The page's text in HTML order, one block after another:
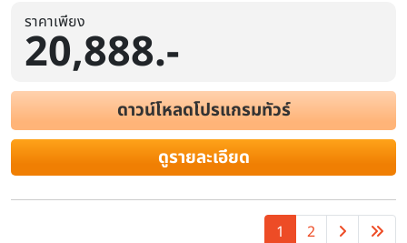
ผลิตภัณฑ์เครื่องเงิน| เลือกซื้ออฟชั่นเสริมะ ชมโชว์พื้นเมืองเทศกาลนาดั
ส.ค. 9-14 / 14-19 / 23-28 / 28-2
ก.ย. 6-11 / 11-16 / 20-25 / 25-30
ดูช่วงเวลาเพิ่มเติม
ราคาเพียง
20,888.-
ดาวน์โหลดโปรแกรมทัวร์
ดูรายละเอียด
1 2